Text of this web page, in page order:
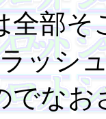
全部そ
ッシ
でなお